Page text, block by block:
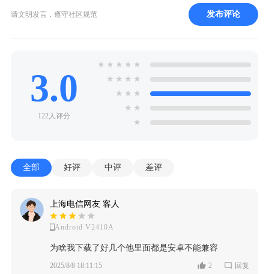
请文明发言，遵守社区规范 发布评论
3.0
122人评分
★ ★ ★ ★ ★
★ ★ ★ ★
★ ★ ★
★ ★
★
全部 好评 中评 差评
上海电信网友 客人
Android V2410A
为啥我下载了好几个他里面都是安卓不能兼容
2025/8/8 18:11:15 2 回复